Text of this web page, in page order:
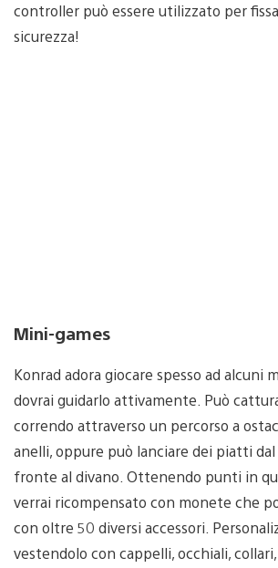
controller può essere utilizzato per
sicurezza!
Mini-games
Konrad adora giocare spesso ad alcuni
dovrai guidarlo attivamente. Può
correndo attraverso un percorso a
anelli, oppure può lanciare dei piatti
fronte al divano. Ottenendo punti in
verrai ricompensato con monete che
con oltre 50 diversi accessori.
vestendolo con cappelli, occhiali,